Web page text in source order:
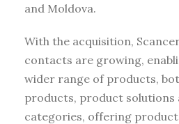
and Moldova.
With the acquisition,
contacts are growing,
wider range of products,
products, product solutions
categories, offering